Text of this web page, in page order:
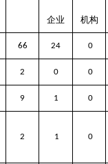
企业 机构
66 24 0
2 0 0
9 1 0
2 1 0